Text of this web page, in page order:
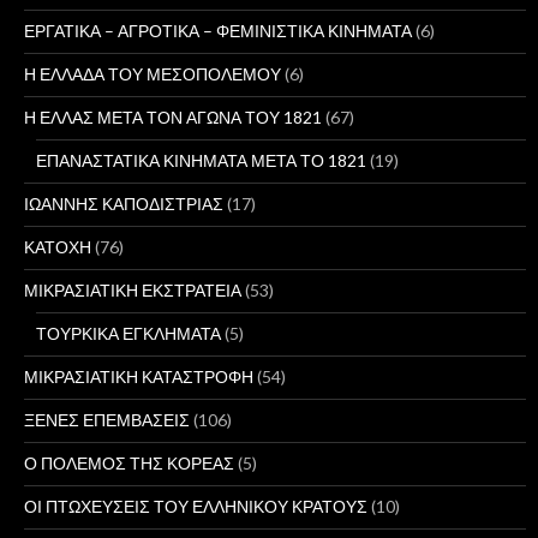
ΕΡΓΑΤΙΚΑ – ΑΓΡΟΤΙΚΑ – ΦΕΜΙΝΙΣΤΙΚΑ ΚΙΝΗΜΑΤΑ(6)
Η ΕΛΛΑΔΑ ΤΟΥ ΜΕΣΟΠΟΛΕΜΟΥ(6)
Η ΕΛΛΑΣ ΜΕΤΑ ΤΟΝ ΑΓΩΝΑ ΤΟΥ 1821 (67)
ΕΠΑΝΑΣΤΑΤΙΚΑ ΚΙΝΗΜΑΤΑ ΜΕΤΑ ΤΟ 1821 (19)
ΙΩΑΝΝΗΣ ΚΑΠΟΔΙΣΤΡΙΑΣ (17)
ΚΑΤΟΧΗ (76)
ΜΙΚΡΑΣΙΑΤΙΚΗ ΕΚΣΤΡΑΤΕΙΑ(53)
ΤΟΥΡΚΙΚΑ ΕΓΚΛΗΜΑΤΑ(5)
ΜΙΚΡΑΣΙΑΤΙΚΗ ΚΑΤΑΣΤΡΟΦΗ (54)
ΞΕΝΕΣ ΕΠΕΜΒΑΣΕΙΣ (106)
Ο ΠΟΛΕΜΟΣ ΤΗΣ ΚΟΡΕΑΣ (5)
ΟΙ ΠΤΩΧΕΥΣΕΙΣ ΤΟΥ ΕΛΛΗΝΙΚΟΥ ΚΡΑΤΟΥΣ (10)